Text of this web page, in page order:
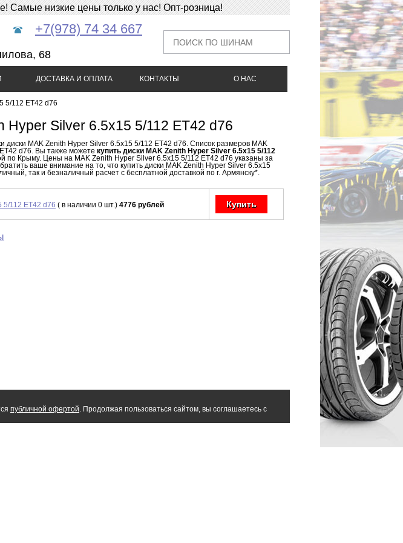
низкие цены только у нас! Опт-розница!
+7(978) 74 34 667
68
ДОСТАВКА И ОПЛАТА КОНТАКТЫ О НАС
5/112 ET42 d76
Hyper Silver 6.5x15 5/112 ET42 d76
диски MAK Zenith Hyper Silver 6.5x15 5/112 ET42 d76. Список размеров MAK
d76. Вы также можете купить диски MAK Zenith Hyper Silver 6.5x15 5/112
по Крыму. Цены на MAK Zenith Hyper Silver 6.5x15 5/112 ET42 d76 указаны за
ваше внимание на то, что купить диски MAK Zenith Hyper Silver 6.5x15
так и безналичный расчет с бесплатной доставкой по г. Армянску*.
5/112 ET42 d76 ( в наличии 0 шт.) 4776 рублей Купить
публичной офертой. Продолжая пользоваться сайтом, вы соглашаетесь с